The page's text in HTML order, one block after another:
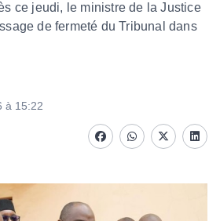
ce jeudi, le ministre de la Justice
de fermeté du Tribunal dans
à 15:22
FacebookwhatsappTwitter